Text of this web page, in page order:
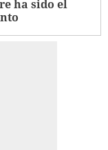
ha sido el